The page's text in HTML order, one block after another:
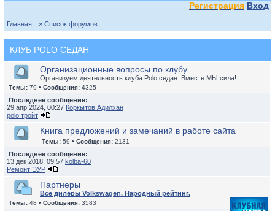
Регистрация Вход
Главная » Список форумов
КЛУБ POLO СЕДАН
Организационные вопросы по клубу
Организуем деятельность клуба Polo седан. Вместе МЫ сила!
Темы: 79 • Сообщения: 4325
Последнее сообщение:
29 апр 2024, 00:27 Коркытов Адилхан
polo тройт
Книга предложений и замечаний в работе сайта
Темы: 59 • Сообщения: 2131
Последнее сообщение:
13 дек 2018, 09:57 kolba-60
Ремонт ЭУР
Партнеры
Все дилеры Volkswagen. Народный рейтинг.
Темы: 48 • Сообщения: 3583